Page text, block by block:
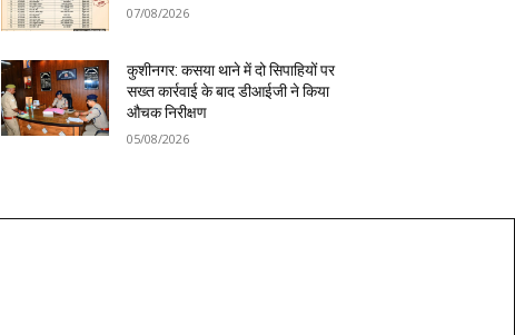
07/08/2026
कुशीनगर: कसया थाने में दो सिपाहियों पर
सख्त कार्रवाई के बाद डीआईजी ने किया
औचक निरीक्षण
05/08/2026